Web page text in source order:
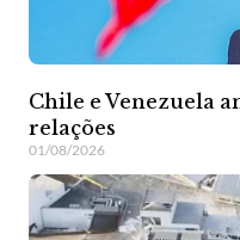
Chile e Venezuela
relações
01/08/2026